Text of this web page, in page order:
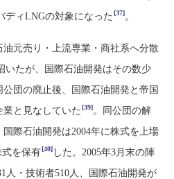
ディLNGの対象になった [37]。
元売り・上流専業・商社系へ分散
いたが、国際石油開発はその数少
団の廃止後、国際石油開発と帝国
と見なしていた [39]。同公団の解
際石油開発は2004年に株式を上場
式を保有[40] した。2005年3月末の陣
人・技術者510人、国際石油開発が